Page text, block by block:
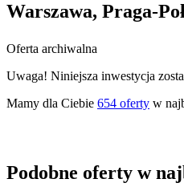
Warszawa, Praga-
Oferta archiwalna
Uwaga! Niniejsza inwestycja
Mamy dla Ciebie 654 oferty w
Podobne oferty w